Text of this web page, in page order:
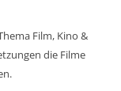
Film, Kino &
die Filme